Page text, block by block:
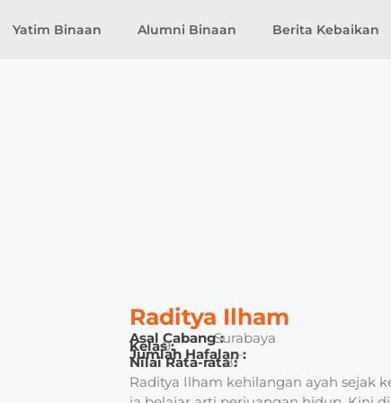
Yatim Binaan Alumni Binaan Berita Kebaikan
Raditya Ilham
Asal Cabang :Surabaya
Kelas :
9
Jumlah Hafalan :
–
Nilai Rata-rata :
81
Raditya Ilham kehilangan ayah sejak